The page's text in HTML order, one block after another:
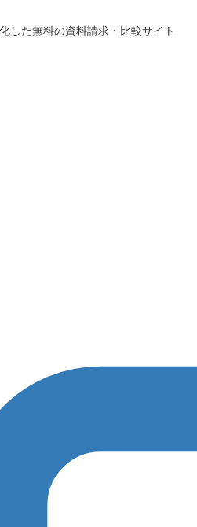
した無料の資料請求・比較サイト